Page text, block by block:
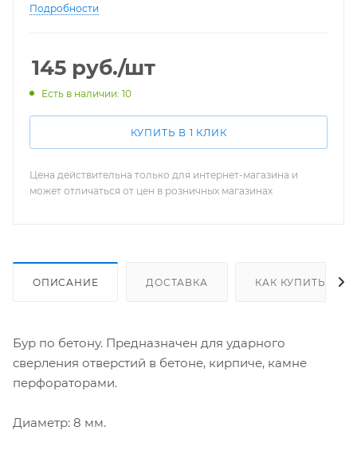
Подробности
145 руб./шт
Есть в наличии: 10
КУПИТЬ В 1 КЛИК
Цена действительна только для интернет-магазина и
может отличаться от цен в розничных магазинах
ОПИСАНИЕ ДОСТАВКА КАК КУПИТЬ
Бур по бетону. Предназначен для ударного
сверления отверстий в бетоне, кирпиче, камне
перфораторами.
Диаметр: 8 мм.